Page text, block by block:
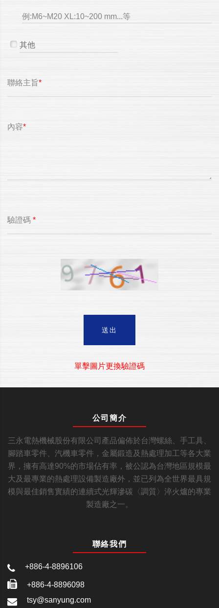
例:M6~M20 XL:10~200 mm...等
聯絡主旨*
內容*
驗證碼 *
送出
單擊圖片更換驗證碼
公司簡介
三永電熱機械股份有限公司產品偏佈於台灣螺絲、手工具、
腳踏車零件、汽機車零件，金屬鍛造及熱處理加工等各大業
界，擁有高達90%的市場佔有率，被公認為台灣地區規模最
大及最專業的熱處理設備製造廠外，並已列為全世界最具規
模與最佳銷售實績的連續式光輝滲碳〈調質〉淬火爐的專業
製造廠之一。
聯絡我們
+886-4-8896106
+886-4-8896098
tsy@sanyung.com